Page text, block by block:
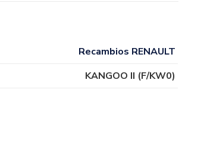
Recambios RENAULT
KANGOO II (F/KW0)